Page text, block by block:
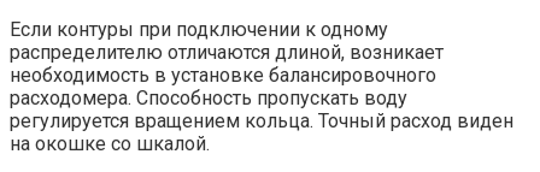
Если контуры при подключении к одному
распределителю отличаются длиной, возникает
необходимость в установке балансировочного
расходомера. Способность пропускать воду
регулируется вращением кольца. Точный расход виден
на окошке со шкалой.